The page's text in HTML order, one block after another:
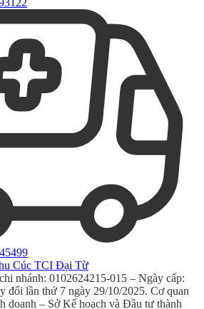
Cúc TCI Đại Từ
nhánh: 0102624215-015 – Ngày cấp:
đổi lần thứ 7 ngày 29/10/2025. Cơ quan
doanh – Sở Kế hoạch và Đầu tư thành